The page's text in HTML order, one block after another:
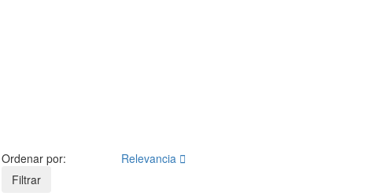
Ordenar por: Relevancia 
Filtrar